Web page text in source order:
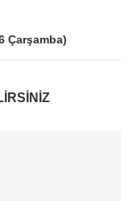
Çarşamba)